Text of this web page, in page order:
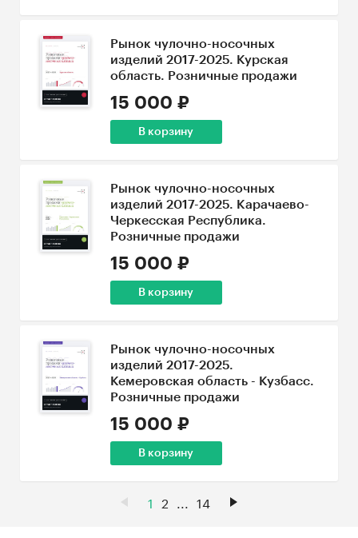
Рынок чулочно-носочных
изделий 2017-2025. Курская
область. Розничные продажи
15 000 ₽
В корзину
Рынок чулочно-носочных
изделий 2017-2025. Карачаево-
Черкесская Республика.
Розничные продажи
15 000 ₽
В корзину
Рынок чулочно-носочных
изделий 2017-2025.
Кемеровская область - Кузбасс.
Розничные продажи
15 000 ₽
В корзину
1 2 ... 14